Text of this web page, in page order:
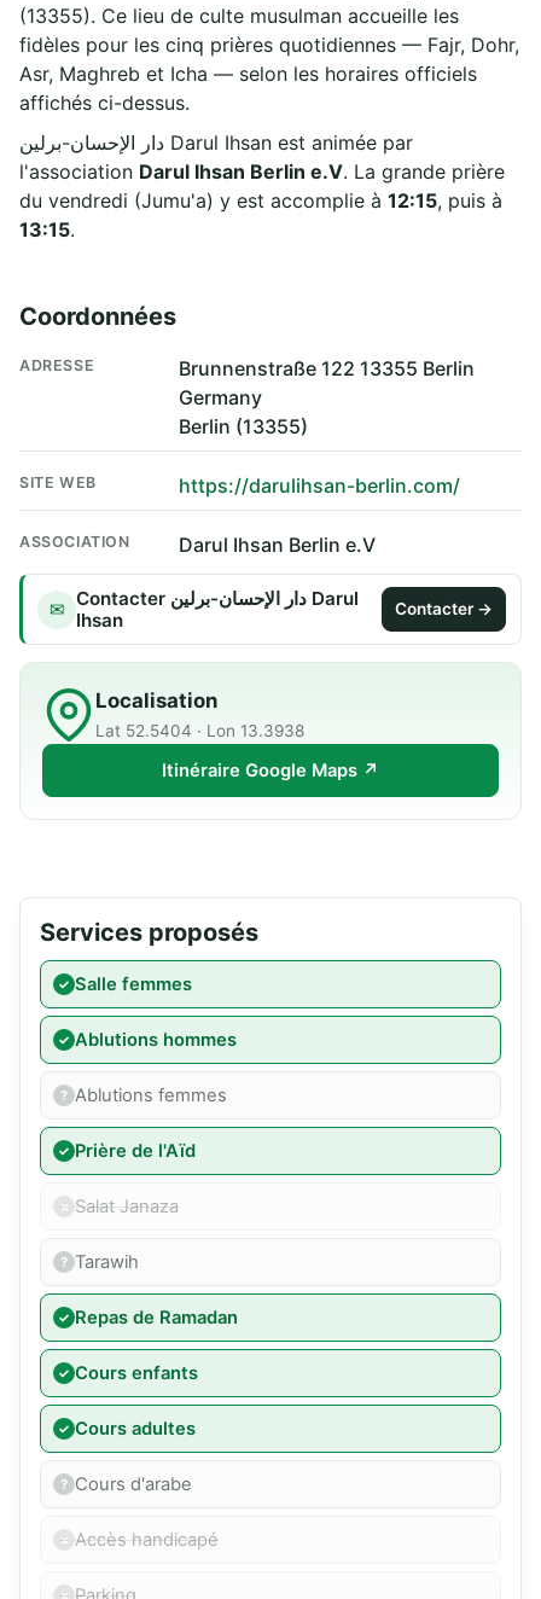
(13355). Ce lieu de culte musulman accueille les
fidèles pour les cinq prières quotidiennes — Fajr, Dohr,
Asr, Maghreb et Icha — selon les horaires officiels
affichés ci-dessus.
دار الإحسان-برلين Darul Ihsan est animée par
l'association Darul Ihsan Berlin e.V. La grande prière
du vendredi (Jumu'a) y est accomplie à 12:15, puis à
13:15.
Coordonnées
ADRESSE
Brunnenstraße 122 13355 Berlin
Germany
Berlin (13355)
SITE WEB https://darulihsan-berlin.com/
ASSOCIATION Darul Ihsan Berlin e.V
✉ Contacter دار الإحسان-برلين Darul
Ihsan
Contacter →
Localisation
Lat 52.5404 · Lon 13.3938
Itinéraire Google Maps ↗
Services proposés
Salle femmes
Ablutions hommes
Ablutions femmes
Prière de l'Aïd
Salat Janaza
Tarawih
Repas de Ramadan
Cours enfants
Cours adultes
Cours d'arabe
Accès handicapé